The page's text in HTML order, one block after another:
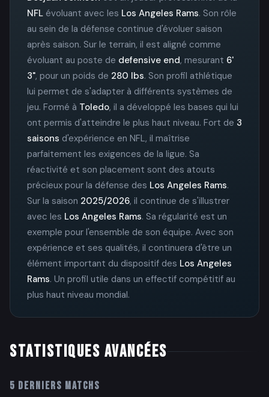
NFL évoluant avec les Los Angeles Rams. Son rôle
au sein de la défense continue d'évoluer saison
après saison. Sur le terrain, il est aligné comme
évoluant au poste de defensive end, mesurant 6'
3", pour un poids de 280 lbs. Son profil athlétique
lui permet de s'adapter à différents systèmes de
jeu. Formé à Toledo, il a développé les bases qui lui
ont permis d'atteindre le plus haut niveau. Fort de 3
saisons d'expérience en NFL, il maîtrise
parfaitement les exigences de la ligue. Sa
réactivité et son placement sont des atouts
précieux pour la défense des Los Angeles Rams.
Sur la saison 2025/2026, il continue de s'illustrer
avec les Los Angeles Rams. Sa régularité est un
exemple pour l'ensemble de son équipe. Avec son
expérience et ses qualités, il continuera d'être un
élément important du dispositif des Los Angeles
Rams. Un profil utile dans un effectif compétitif au
plus haut niveau mondial.
STATISTIQUES AVANCÉES
5 DERNIERS MATCHS